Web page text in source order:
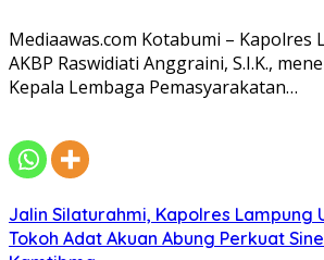
Mediaawas.com Kotabumi – Kapolres
AKBP Raswidiati Anggraini, S.I.K.,
Kepala Lembaga Pemasyarakatan…
Jalin Silaturahmi, Kapolres Lampung
Tokoh Adat Akuan Abung Perkuat